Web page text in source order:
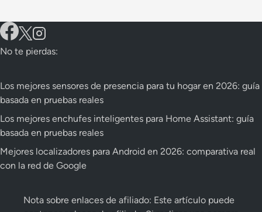
y
Hi-
menos
de
500
€
No te pierdas:
Los mejores sensores de presencia para tu hogar en 2026: guía
basada en pruebas reales
Los mejores enchufes inteligentes para Home Assistant: guía
basada en pruebas reales
Mejores localizadores para Android en 2026: comparativa real
con la red de Google
Nota sobre enlaces de afiliado: Este artículo puede